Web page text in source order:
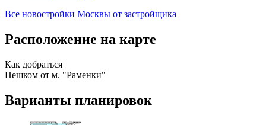
Все новостройки Москвы от застройщика
Расположение на карте
Как добраться
Пешком от м. "Раменки"
Варианты планировок